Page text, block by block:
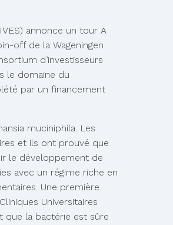
annonce un tour A
off de la Wageningen
d’investisseurs
le domaine du
par un financement
muciniphila. Les
et ils ont prouvé que
le développement de
avec un régime riche en
Une première
Universitaires
que la bactérie est sûre